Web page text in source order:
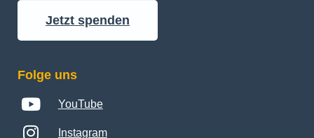
Jetzt spenden
Folge uns
YouTube
Instagram